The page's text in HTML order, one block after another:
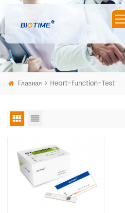
Главная Heart-Function-Test